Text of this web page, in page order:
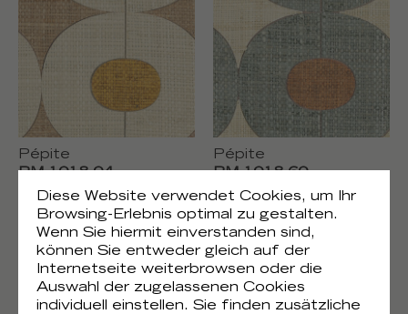
Pépite
RM 1018 04
Pépite
RM 1018 60
Diese Website verwendet Cookies, um Ihr
Browsing-Erlebnis optimal zu gestalten.
Wenn Sie hiermit einverstanden sind,
können Sie entweder gleich auf der
Internetseite weiterbrowsen oder die
Auswahl der zugelassenen Cookies
individuell einstellen. Sie finden zusätzliche